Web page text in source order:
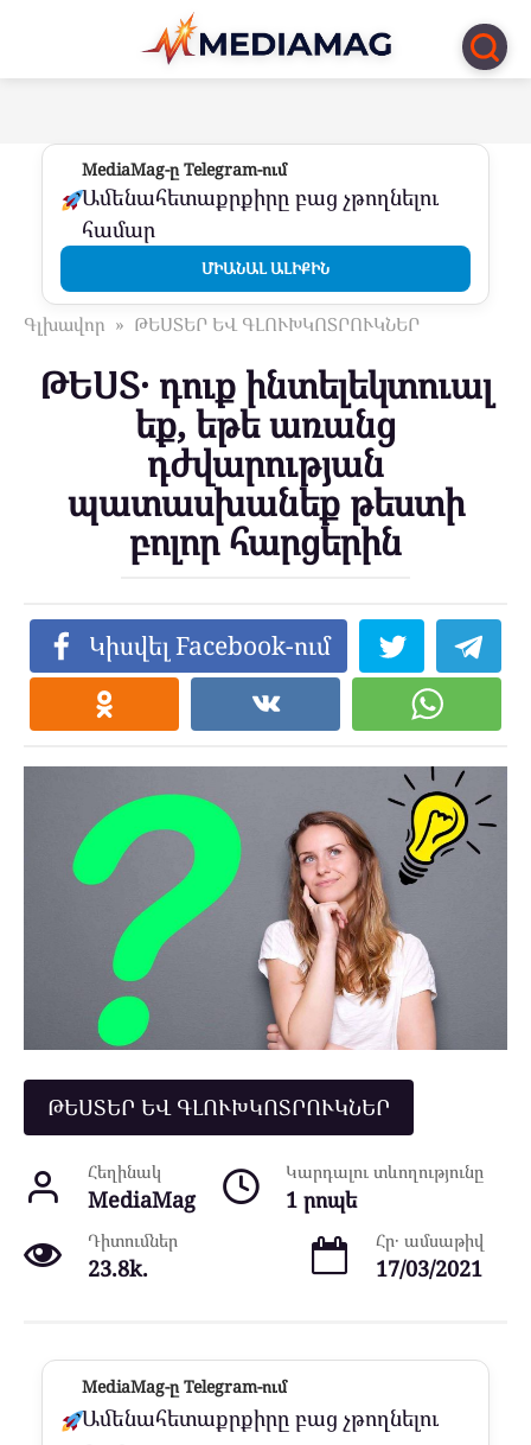
Перейти
контенту
MediaMag-ը Telegram-ում
Ամենահետաքրքիրը բաց չթողնելու
համար
ՄԻԱՆԱԼ ԱԼԻՔԻՆ
Գլխավոր » ԹԵՍՏԵՐ ԵՎ ԳԼՈՒԽԿՈՏՐՈՒԿՆԵՐ
ԹԵՍՏ․ դուք ինտելեկտուալ
եք, եթե առանց
դժվարության
պատասխանեք թեստի
բոլոր հարցերին
Կիսվել Facebook-ում
ԹԵՍՏԵՐ ԵՎ ԳԼՈՒԽԿՈՏՐՈՒԿՆԵՐ
Հեղինակ
MediaMag
Կարդալու տևողությունը
1 րոպե
Դիտումներ
23.8k.
Հր․ ամսաթիվ
17/03/2021
MediaMag-ը Telegram-ում
Ամենահետաքրքիրը բաց չթողնելու